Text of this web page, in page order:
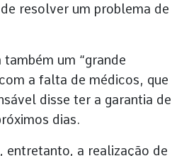
resolver um problema de
também um “grande
a falta de médicos, que
disse ter a garantia de
dias.
entretanto, a realização de